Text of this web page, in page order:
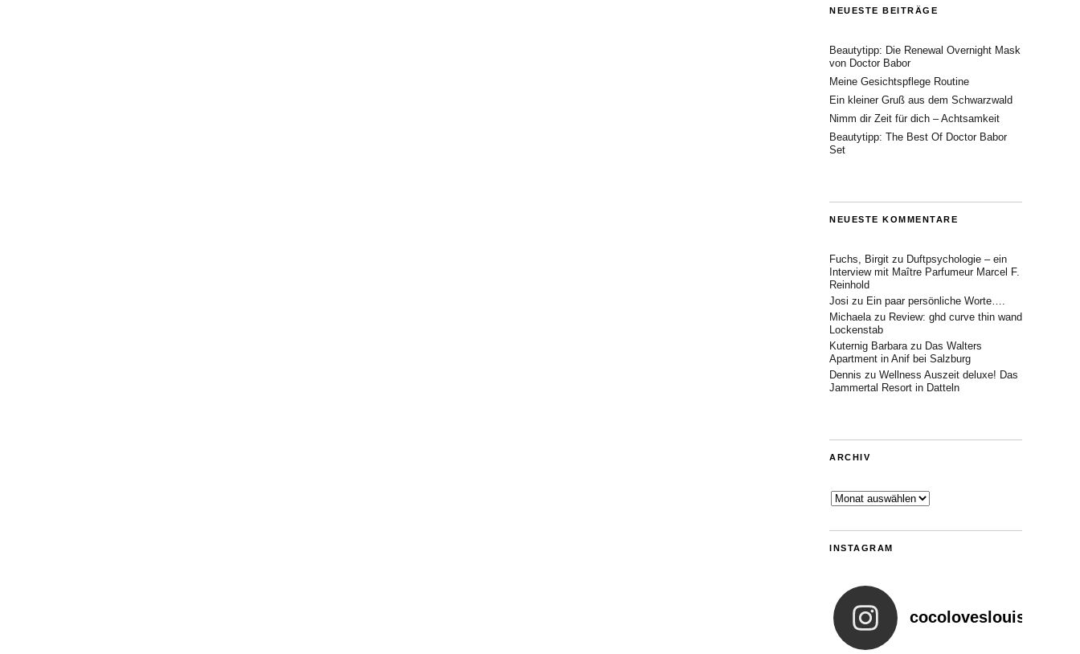
NEUESTE BEITRÄGE
Beautytipp: Die Renewal Overnight Mask
von Doctor Babor
Meine Gesichtspflege Routine
Ein kleiner Gruß aus dem Schwarzwald
Nimm dir Zeit für dich – Achtsamkeit
Beautytipp: The Best Of Doctor Babor
Set
NEUESTE KOMMENTARE
Fuchs, Birgit zu Duftpsychologie – ein
Interview mit Maître Parfumeur Marcel F.
Reinhold
Josi zu Ein paar persönliche Worte….
Michaelazu Review: ghd curve thin wand
Lockenstab
Kuternig Barbarazu Das Walters
Apartment in Anif bei Salzburg
Dennis zu Wellness Auszeit deluxe! Das
Jammertal Resort in Datteln
ARCHIV
Archiv
INSTAGRAM
cocoloveslouis